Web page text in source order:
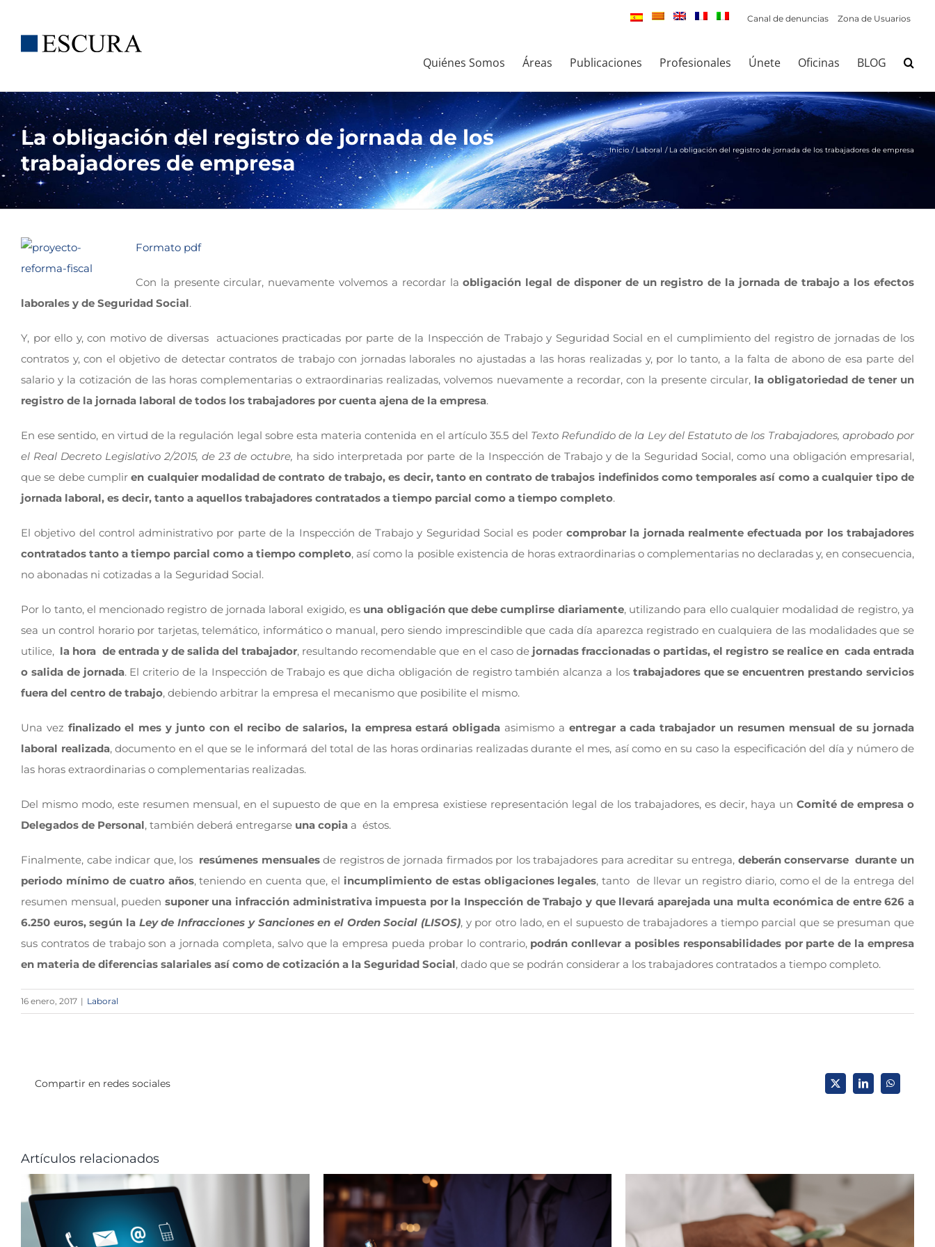
contenido
Canal de denuncias Zona de Usuarios
Quiénes Somos Áreas Publicaciones Profesionales Únete Oficinas BLOG
La obligación del registro de jornada de los
trabajadores de empresa
Inicio Laboral La obligación del registro de jornada de los trabajadores de empresa
Formato pdf
Con la presente circular, nuevamente volvemos a recordar laobligación legal de disponer de un registro de la jornada de trabajoa los efectos
laborales y de Seguridad Social.
Y, por ello y, con motivo de diversas actuaciones practicadas por parte de la Inspección de Trabajo y Seguridad Social en el cumplimiento del registro de jornadas de los
contratos y, con el objetivo de detectar contratos de trabajo con jornadas laborales no ajustadas a las horas realizadas y, por lo tanto, a la falta de abono de esa parte del
salario y la cotización de las horas complementarias o extraordinarias realizadas, volvemos nuevamente a recordar, con la presente circular, la obligatoriedad de tener un
registro de la jornada laboral de todos los trabajadores por cuenta ajena de la empresa.
En ese sentido, en virtud de la regulación legal sobre esta materia contenida en el artículo 35.5 del Texto Refundido de la Ley del Estatuto de los Trabajadores, aprobado por
el Real Decreto Legislativo 2/2015, de 23 de octubre, ha sido interpretada por parte de la Inspección de Trabajo y de la Seguridad Social, como una obligación empresarial,
que se debe cumpliren cualquier modalidad de contrato de trabajo, es decir, tanto en contrato de trabajos indefinidos como temporales así como a cualquier tipo de
jornada laboral, es decir, tanto a aquellos trabajadores contratados a tiempo parcial como a tiempo completo.
El objetivo del control administrativo por parte de la Inspección de Trabajo y Seguridad Social es poder comprobar la jornada realmente efectuada por los trabajadores
contratados tanto a tiempo parcial como a tiempo completo, así como la posible existencia de horas extraordinarias o complementarias no declaradas y, en consecuencia,
no abonadas ni cotizadas a la Seguridad Social.
Por lo tanto, el mencionado registro de jornada laboral exigido, es una obligación que debe cumplirse diariamente, utilizando para ello cualquier modalidad de registro, ya
sea un control horario por tarjetas, telemático, informático o manual, pero siendo imprescindible que cada día aparezca registrado en cualquiera de las modalidades que se
utilice, la hora de entrada y de salida del trabajador, resultando recomendable que en el caso dejornadas fraccionadas o partidas, el registro se realice en cada entrada
o salida de jornada. El criterio de la Inspección de Trabajo es que dicha obligación de registro también alcanza a los trabajadores que se encuentren prestando servicios
fuera del centro de trabajo, debiendo arbitrar la empresa el mecanismo que posibilite el mismo.
Una vez finalizado el mes y junto con el recibo de salarios, la empresa estará obligada asimismo a entregar a cada trabajador un resumen mensual de su jornada
laboral realizada, documento en el que se le informará del total de las horas ordinarias realizadas durante el mes, así como en su caso la especificación del día y número de
las horas extraordinarias o complementarias realizadas.
Del mismo modo, este resumen mensual, en el supuesto de que en la empresa existiese representación legal de los trabajadores, es decir, haya un Comité de empresa o
Delegados de Personal, también deberá entregarse una copia a éstos.
Finalmente, cabe indicar que, los resúmenes mensualesde registros de jornada firmados por los trabajadores para acreditar su entrega, deberán conservarse durante un
periodo mínimo de cuatro años, teniendo en cuenta que, el incumplimiento de estas obligaciones legales, tanto de llevar un registro diario, como el de la entrega del
resumen mensual, pueden suponer una infracción administrativa impuesta por la Inspección de Trabajo y que llevará aparejada una multa económica de entre 626 a
6.250 euros, según la Ley de Infracciones y Sanciones en el Orden Social (LISOS), y por otro lado, en el supuesto de trabajadores a tiempo parcial que se presuman que
sus contratos de trabajo son a jornada completa, salvo que la empresa pueda probar lo contrario, podrán conllevar a posibles responsabilidades por parte de la empresa
en materia de diferencias salariales así como de cotización a la Seguridad Social, dado que se podrán considerar a los trabajadores contratados a tiempo completo.
16 enero, 2017 | Laboral
Compartir en redes sociales X LinkedInWhatsApp
Artículos relacionados